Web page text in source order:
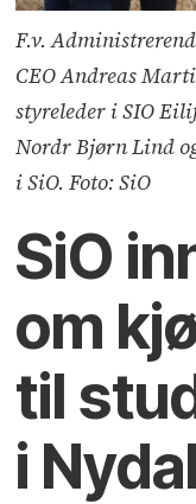
F.v.
CEO Andreas
styreleder i SIO
Nordr Bjørn Lind
i SiO. Foto: SiO
SiO
om
til
i